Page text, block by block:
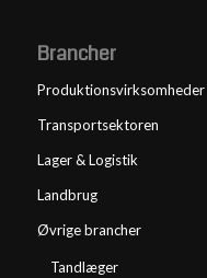
Brancher
Produktionsvirksomheder
Transportsektoren
Lager & Logistik
Landbrug
Øvrige brancher
Tandlæger